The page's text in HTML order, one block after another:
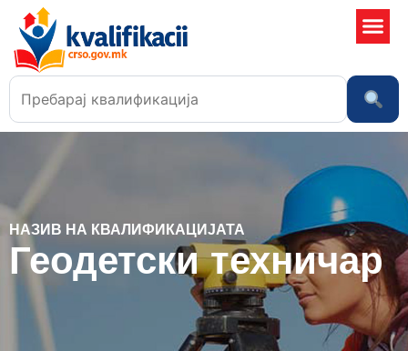
НАЗИВ НА КВАЛИФИКАЦИЈАТА
Геодетски техничар